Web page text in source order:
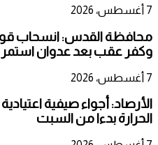
7 أغسطس، 2026
محافظة القدس: انسحاب
وكفر عقب بعد عدوان
7 أغسطس، 2026
الأرصاد: أجواء صيفية
الحرارة بدءا من السبت